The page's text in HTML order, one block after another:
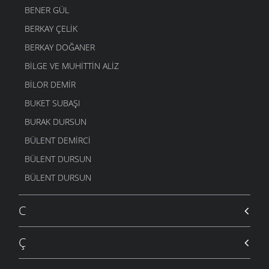
BENER GÜL
BERKAY ÇELIK
BERKAY DOĞANER
BILGE VE MUHITTIN ALIZ
BILOR DEMIR
BUKET SUBAŞI
BURAK DURSUN
BÜLENT DEMIRCI
BÜLENT DURSUN
BÜLENT DURSUN
C
Ç